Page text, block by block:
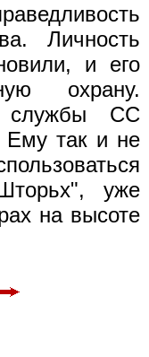
Личность
и его
охрану.
службы СС
Ему так и не
уже
на высоте